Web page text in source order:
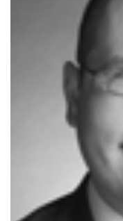
CARRIÈRE
EMPLOIS
AVOCATS
JURISTES
Offres